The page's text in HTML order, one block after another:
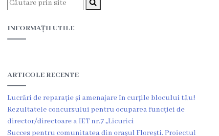
INFORMAȚII UTILE
ARTICOLE RECENTE
Lucrări de reparație și amenajare în curțile blocului tău!
Rezultatele concursului pentru ocuparea funcției de
director/directoare a IET nr.7 „Licurici
Succes pentru comunitatea din orașul Florești. Proiectul